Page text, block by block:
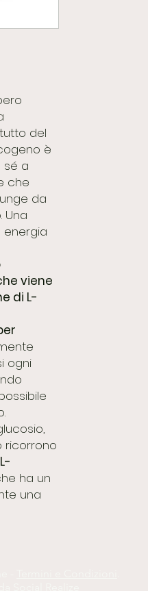
del
è
sé a
che
da
Una
energia
viene
di L-
ogni
ricorrono
L-
ha un
una